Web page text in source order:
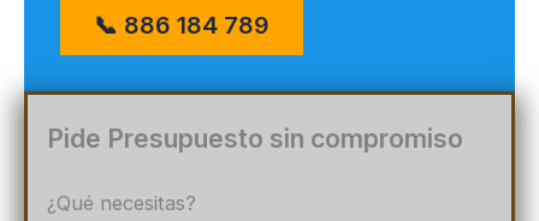
Pide Presupuesto sin compromiso
¿Qué necesitas?